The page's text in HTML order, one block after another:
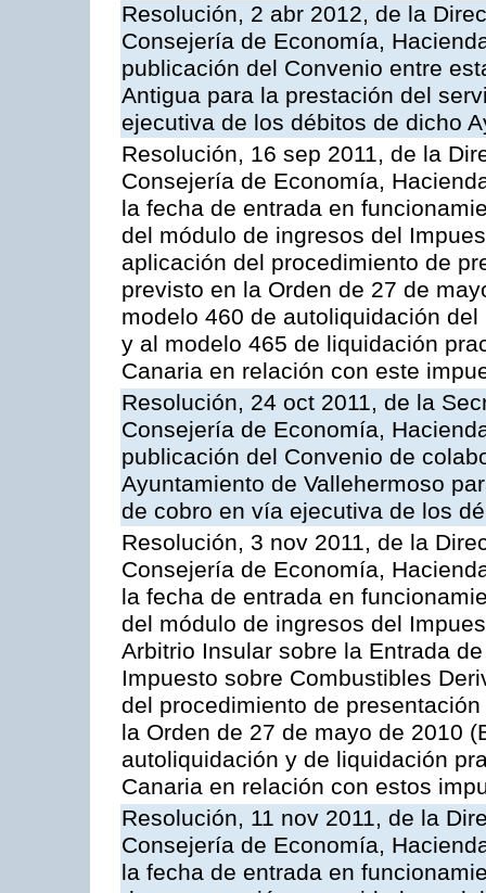
Resolución, 2 abr 2012, de la
Consejería de Economía,
publicación del Convenio entre
Antigua para la prestación del
ejecutiva de los débitos de dicho
Resolución, 16 sep 2011, de la
Consejería de Economía,
la fecha de entrada en
del módulo de ingresos del
aplicación del procedimiento de
previsto en la Orden de 27 de
modelo 460 de autoliquidación
y al modelo 465 de liquidación
Canaria en relación con este
Resolución, 24 oct 2011, de la
Consejería de Economía,
publicación del Convenio de
Ayuntamiento de Vallehermoso
de cobro en vía ejecutiva de los
Resolución, 3 nov 2011, de la
Consejería de Economía,
la fecha de entrada en
del módulo de ingresos del
Arbitrio Insular sobre la Entrada
Impuesto sobre Combustibles
del procedimiento de
la Orden de 27 de mayo de 2010
autoliquidación y de liquidación
Canaria en relación con estos
Resolución, 11 nov 2011, de la
Consejería de Economía,
la fecha de entrada en